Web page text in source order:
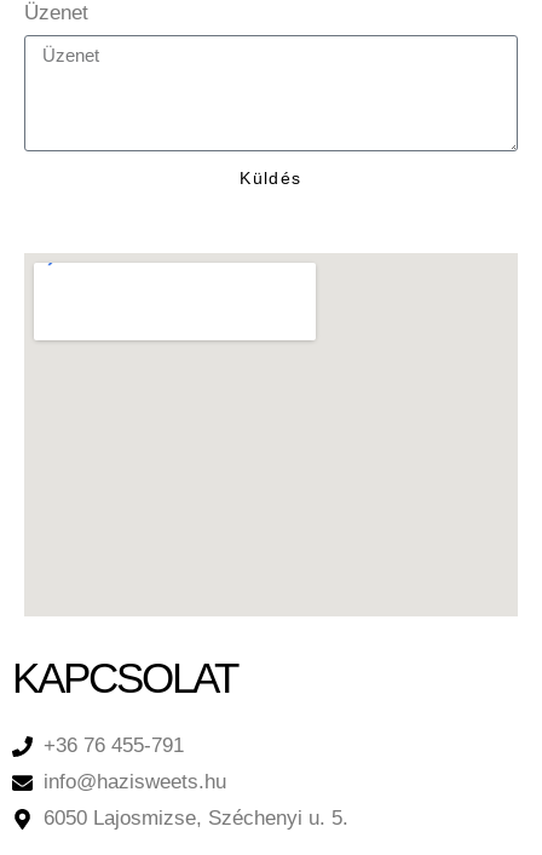
Üzenet
Küldés
KAPCSOLAT
+36 76 455-791
info@hazisweets.hu
6050 Lajosmizse, Széchenyi u. 5.